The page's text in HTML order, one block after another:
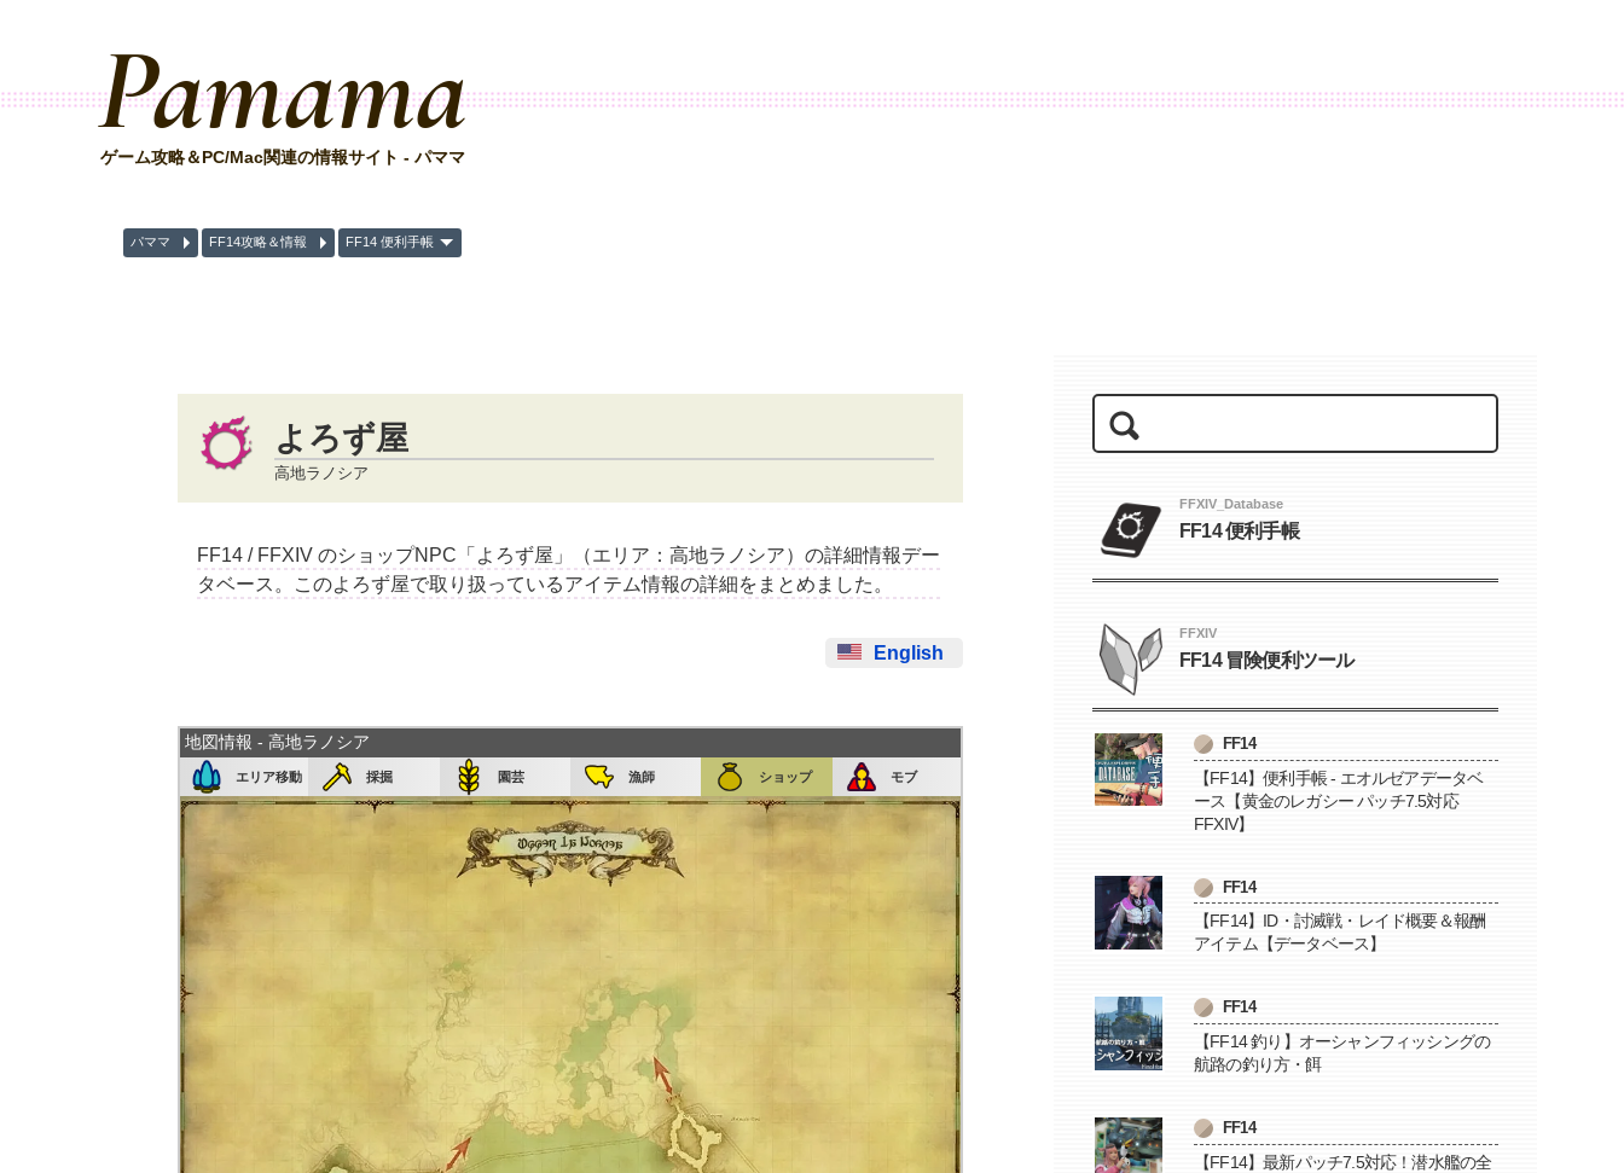
Pamama
ゲーム攻略＆PC/Mac関連の情報サイト - パママ
パママ FF14攻略＆情報 FF14 便利手帳
よろず屋
高地ラノシア
FF14 / FFXIV のショップNPC「よろず屋」（エリア：高地ラノシア）の詳細情報デー
タベース。このよろず屋で取り扱っているアイテム情報の詳細をまとめました。
English
地図情報 - 高地ラノシア
エリア移動 採掘 園芸 漁師 ショップ モブ
FFXIV_Database
FF14 便利手帳
FFXIV
FF14 冒険便利ツール
FF14
【FF14】便利手帳 - エオルゼアデータベ
ース【黄金のレガシー パッチ7.5対応
FFXIV】
FF14
【FF14】ID・討滅戦・レイド概要＆報酬
アイテム【データベース】
FF14
【FF14 釣り】オーシャンフィッシングの
航路の釣り方・餌
FF14
【FF14】最新パッチ7.5対応！潜水艦の全